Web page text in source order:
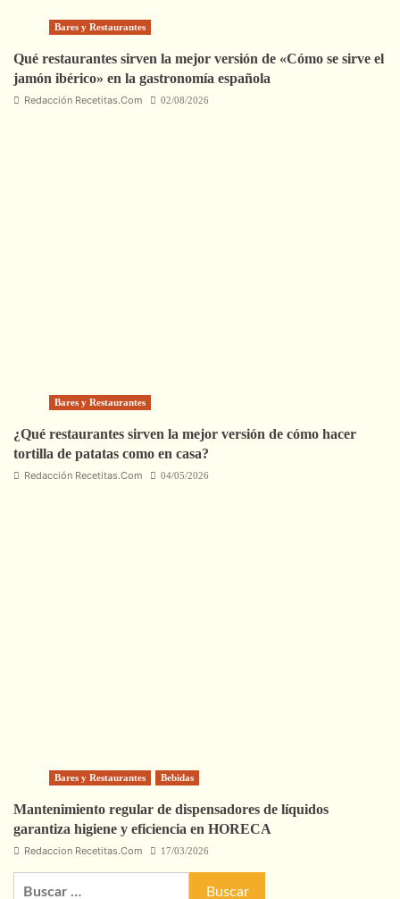
Bares y Restaurantes
Qué restaurantes sirven la mejor versión de «Cómo se sirve el
jamón ibérico» en la gastronomía española
Redacción Recetitas.Com 02/08/2026
Bares y Restaurantes
¿Qué restaurantes sirven la mejor versión de cómo hacer
tortilla de patatas como en casa?
Redacción Recetitas.Com 04/05/2026
Bares y Restaurantes Bebidas
Mantenimiento regular de dispensadores de líquidos
garantiza higiene y eficiencia en HORECA
Redaccion Recetitas.Com 17/03/2026